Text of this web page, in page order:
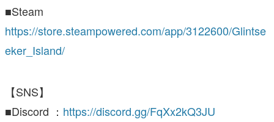
■Steam
https://store.steampowered.com/app/3122600/Glintse
eker_Island/
【SNS】
■Discord ： https://discord.gg/FqXx2kQ3JU